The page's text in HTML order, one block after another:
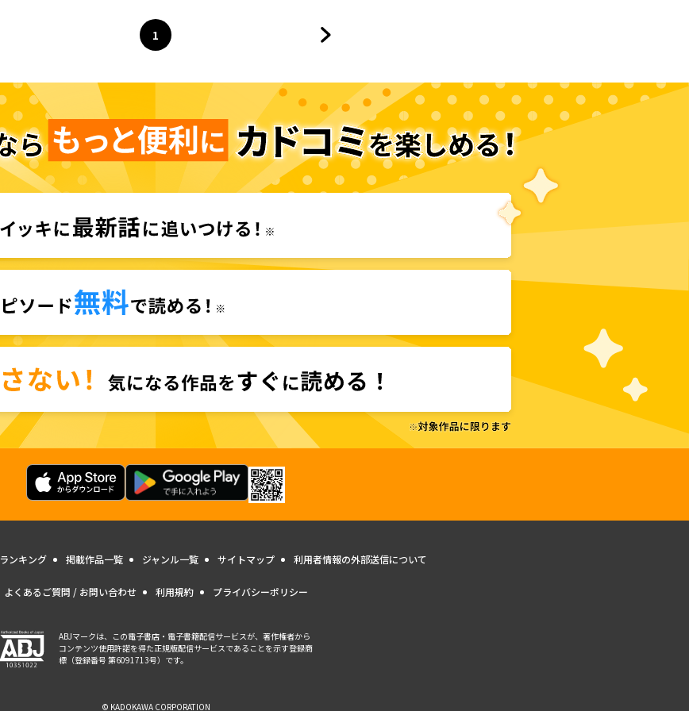
ページ
1
へ
ランキング 掲載作品一覧 ジャンル一覧 サイトマップ 利用者情報の外部送信について
よくあるご質問 / お問い合わせ 利用規約 プライバシーポリシー
ABJマークは、この電子書店・電子書籍配信サービスが、著作権者から
コンテンツ使用許諾を得た正規版配信サービスであることを示す登録商
標（登録番号 第6091713号）です。
© KADOKAWA CORPORATION